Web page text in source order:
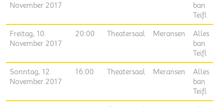
November 2017
ban
Teifl
Freitag, 10.
November 2017
20:00 Theatersaal Meransen
Alles
ban
Teifl
Sonntag, 12.
November 2017
16:00 Theatersaal Meransen
Alles
ban
Teifl